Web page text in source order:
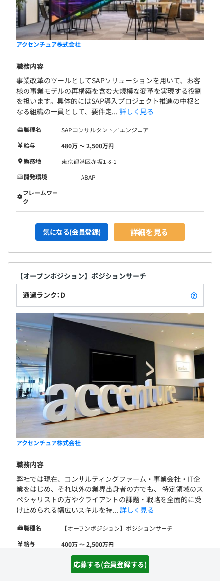
応募する(会員登録する)
アクセンチュア株式会社
職務内容
事業改革のツールとしてSAPソリューションを用いて、お客
様の事業モデルの再構築を含む大規模な変革を実現する役割
を担います。具体的にはSAP導入プロジェクト推進の中枢と
なる組織の一員として、要件定... 詳しく見る
職種名
SAPコンサルタント／エンジニア
給与
480万 〜 2,500万円
勤務地
東京都港区赤坂1-8-1
開発環境
ABAP
フレームワー
ク
気になる(会員登録) 詳細を見る
【オープンポジション】ポジションサーチ
通過ランク：D
アクセンチュア株式会社
職務内容
弊社では現在、コンサルティングファーム・事業会社・IT企
業をはじめ、それ以外の業界出身者の方でも、 特定領域のス
ペシャリストの方やクライアントの課題・戦略を全面的に受
け止められる幅広いスキルを持... 詳しく見る
職種名
【オープンポジション】ポジションサーチ
給与
400万 〜 2,500万円
東京都港区虎ノ門2丁目3-17